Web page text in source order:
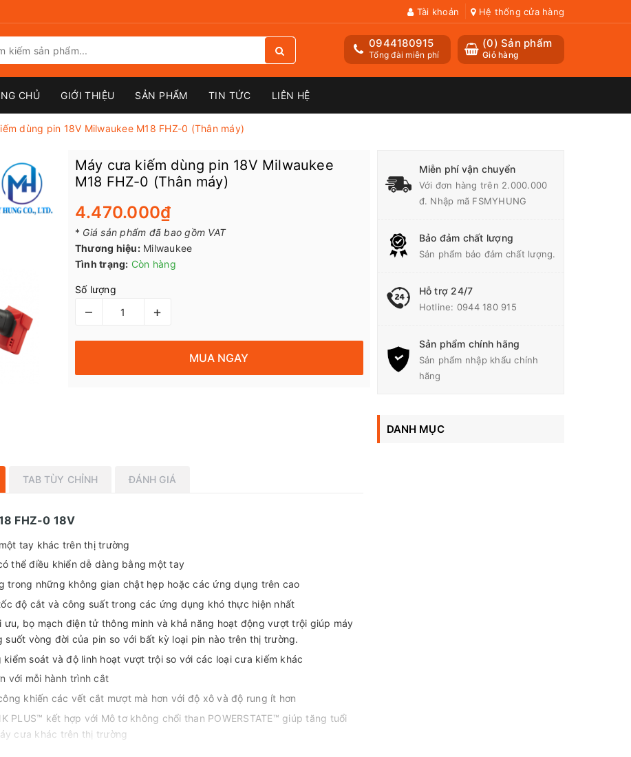
Tài khoản Hệ thống cửa hàng
(0) Sản phẩm
Giỏ hàng
0944180915
Tổng đài miễn phí
CHỦ GIỚI THIỆU SẢN PHẨM TIN TỨC LIÊN HỆ
dùng pin 18V Milwaukee M18 FHZ-0 (Thân máy)
Máy cưa kiếm dùng pin 18V Milwaukee
M18 FHZ-0 (Thân máy)
4.470.000₫
* Giá sản phẩm đã bao gồm VAT
Thương hiệu: Milwaukee
Tình trạng: Còn hàng
Số lượng
– +
MUA NGAY
TAB TÙY CHỈNH ĐÁNH GIÁ
FHZ-0 18V
tay khác trên thị trường
thể điều khiển dễ dàng bằng một tay
trong những không gian chật hẹp hoặc các ứng dụng trên cao
độ cắt và công suất trong các ứng dụng khó thực hiện nhất
ưu, bọ mạch điện tử thông minh và khả năng hoạt động vượt trội giúp máy
suốt vòng đời của pin so với bất kỳ loại pin nào trên thị trường.
soát và độ linh hoạt vượt trội so với các loại cưa kiếm khác
với mỗi hành trình cắt
khiến các vết cắt mượt mà hơn với độ xô và độ rung ít hơn
PLUS™ kết hợp với Mô tơ không chổi than POWERSTATE™ giúp tăng tuổi
cưa khác trên thị trường
Miễn phí vận chuyển
Với đơn hàng trên 2.000.000
đ. Nhập mã FSMYHUNG
Bảo đảm chất lượng
Sản phẩm bảo đảm chất lượng.
Hỗ trợ 24/7
Hotline: 0944 180 915
Sản phẩm chính hãng
Sản phẩm nhập khẩu chính
hãng
DANH MỤC